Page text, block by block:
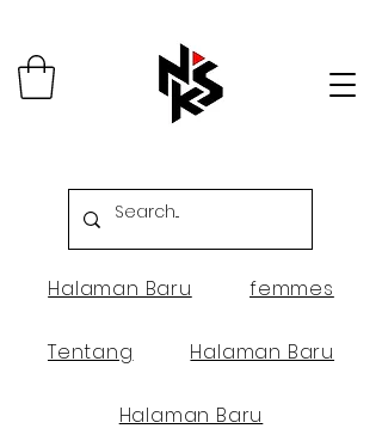
Halaman Baru femmes
Tentang Halaman Baru
Halaman Baru